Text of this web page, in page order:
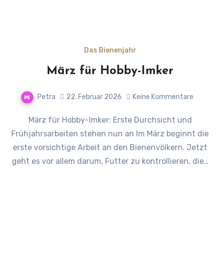
Das Bienenjahr
März für Hobby-Imker
Petra 22. Februar 2026 Keine Kommentare
März für Hobby-Imker: Erste Durchsicht und
Frühjahrsarbeiten stehen nun an Im März beginnt die
erste vorsichtige Arbeit an den Bienenvölkern. Jetzt
geht es vor allem darum, Futter zu kontrollieren, die…